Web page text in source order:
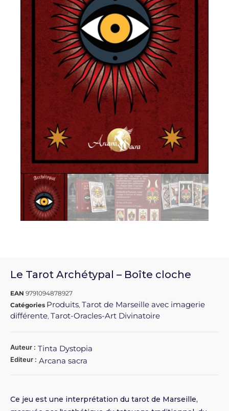
Le Tarot Archétypal – Boîte cloche
EAN 9791094878927
Catégories Produits, Tarot de Marseille avec imagerie
différente, Tarot-Oracles-Art Divinatoire
Auteur : Tinta Dystopia
Editeur : Arcana sacra
Ce jeu est une interprétation du tarot de Marseille,